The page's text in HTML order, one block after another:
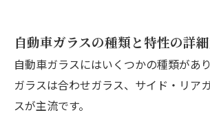
自動車ガラスの種類と特性の詳
自動車ガラスにはいくつかの種類があ
ガラスは合わせガラス、サイド・リア
スが主流です。